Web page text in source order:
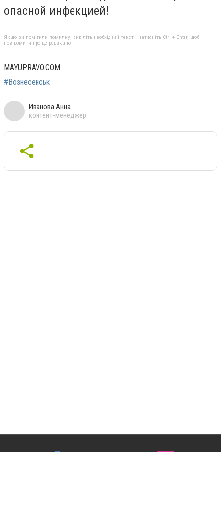
опасной инфекцией!
Якщо ви помітили помилку, виділіть необхідний текст і натисніть Ctrl + Enter, щоб
повідомити про це редакцію
MAYUPRAVO.COM
#Вознесенськ
Иванова Анна
контент-менеджер